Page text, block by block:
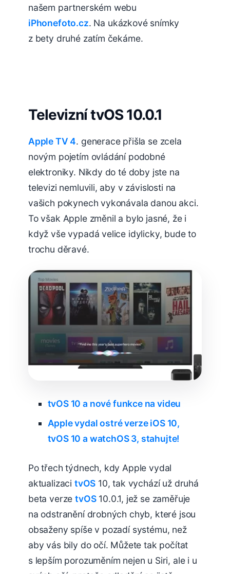
našem partnerském webu
iPhonefoto.cz. Na ukázkové snímky
z bety druhé zatím čekáme.
Televizní tvOS 10.0.1
Apple TV 4. generace přišla se zcela
novým pojetím ovládání podobné
elektroniky. Nikdy do té doby jste na
televizi nemluvili, aby v závislosti na
vašich pokynech vykonávala danou akci.
To však Apple změnil a bylo jasné, že i
když vše vypadá velice idylicky, bude to
trochu děravé.
tvOS 10 a nové funkce na videu
Apple vydal ostré verze iOS 10,
tvOS 10 a watchOS 3, stahujte!
Po třech týdnech, kdy Apple vydal
aktualizaci tvOS 10, tak vychází už druhá
beta verzetvOS10.0.1, jež se zaměřuje
na odstranění drobných chyb, které jsou
obsaženy spíše v pozadí systému, než
aby vás bily do očí. Můžete tak počítat
s lepším porozuměním nejen u Siri, ale i u